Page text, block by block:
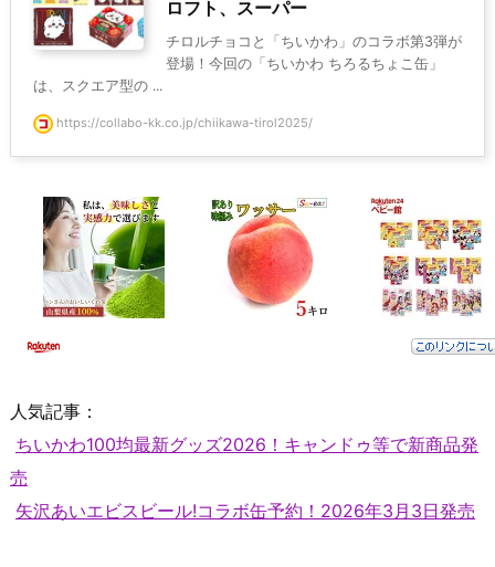
ロフト、スーパー
チロルチョコと「ちいかわ」のコラボ第3弾が
登場！今回の「ちいかわ ちろるちょこ缶」
は、スクエア型の ...
https://collabo-kk.co.jp/chiikawa-tirol2025/
人気記事：
ちいかわ100均最新グッズ2026！キャンドゥ等で新商品発
売
矢沢あいエビスビール!コラボ缶予約！2026年3月3日発売